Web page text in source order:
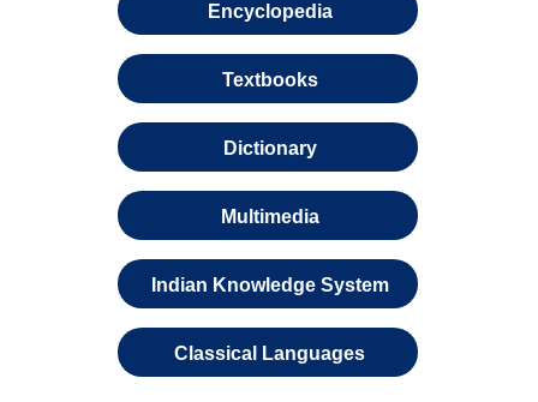
Encyclopedia
Textbooks
Dictionary
Multimedia
Indian Knowledge System
Classical Languages